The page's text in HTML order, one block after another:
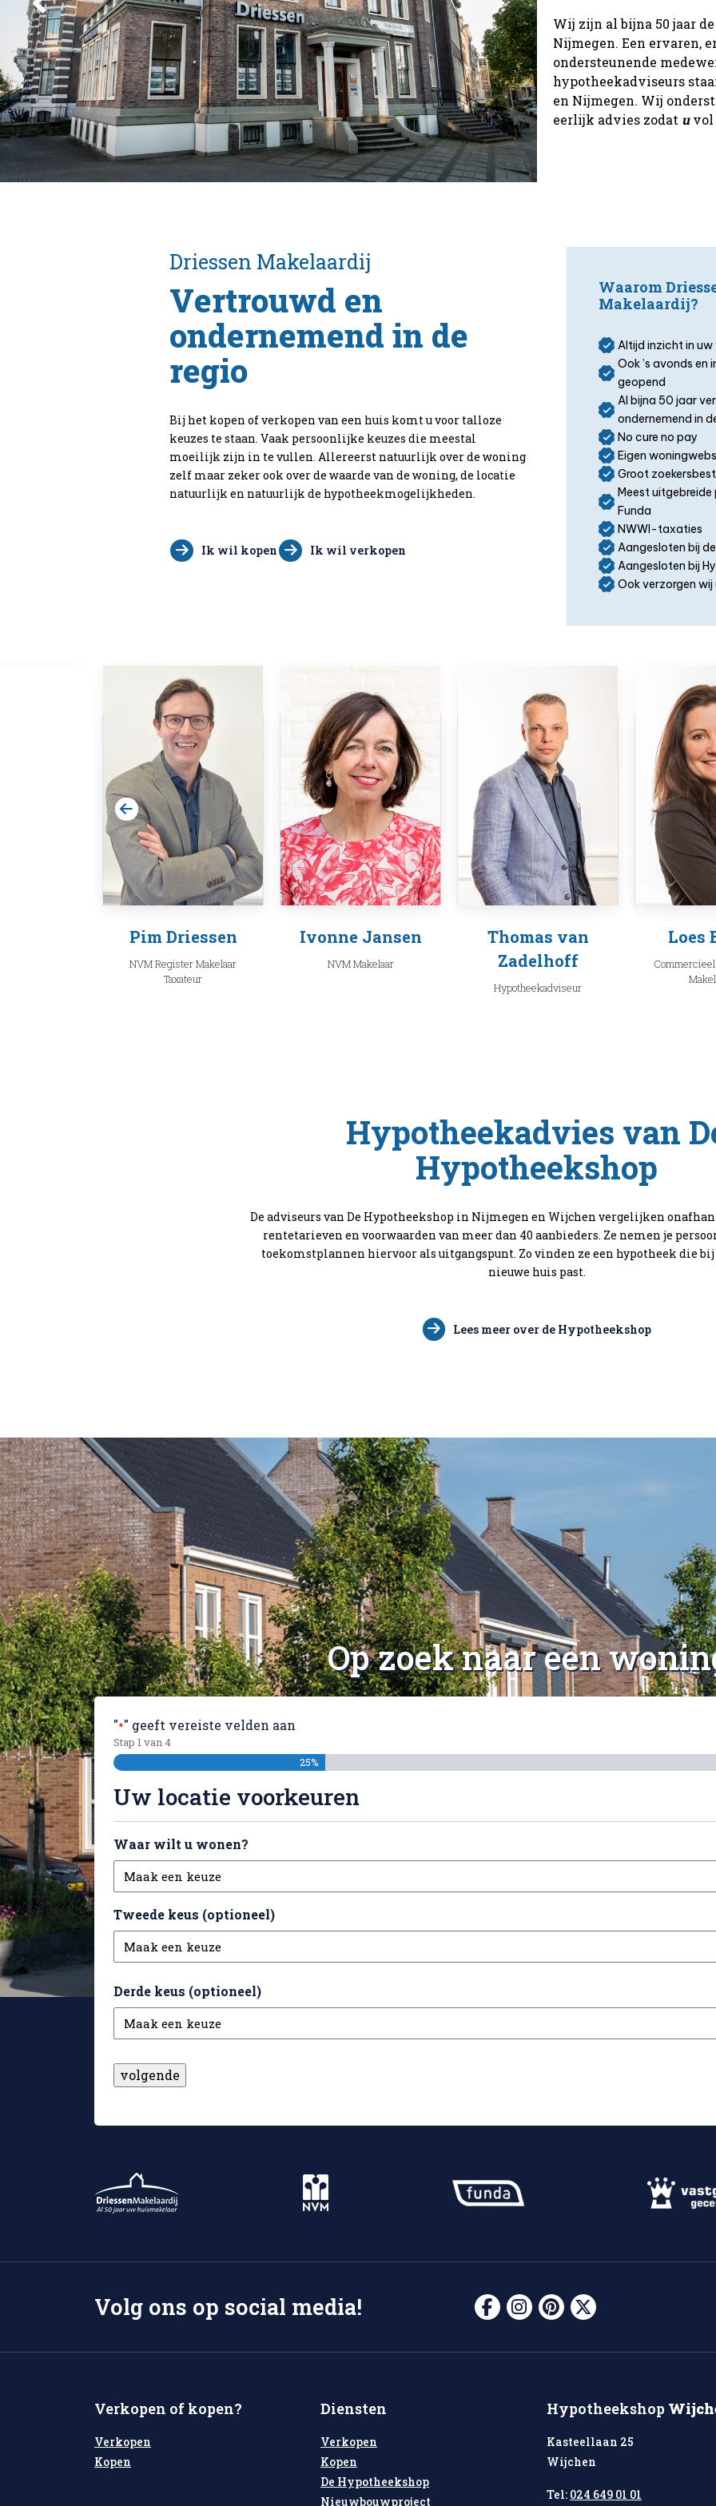
Wij zijn al bijna 50 jaar
Nijmegen. Een ervaren,
ondersteunende
hypotheekadviseurs
en Nijmegen. Wij
eerlijk advies zodat uvol
Vertrouwd en
ondernemend in de
regio
Driessen Makelaardij
Bij het kopen of verkopen van een huis komt u voor talloze
keuzes te staan. Vaak persoonlijke keuzes die meestal
moeilijk zijn in te vullen. Allereerst natuurlijk over de woning
zelf maar zeker ook over de waarde van de woning, de locatie
natuurlijk en natuurlijk de hypotheekmogelijkheden.
Ik wil kopen Ik wil verkopen
Waarom
Makelaardij?
Altijd inzicht in
Ook ’s avonds en
geopend
Al bijna 50 jaar
ondernemend in
No cure no pay
Eigen
Groot
Meest
Funda
NWWI-taxaties
Aangesloten bij
Aangesloten bij
Ook verzorgen
Pim Driessen
NVM Register Makelaar
Taxateur
Ivonne Jansen
NVM Makelaar
Thomas van
Zadelhoff
Hypotheekadviseur
Loes
Hypotheekadvies van
Hypotheekshop
De adviseurs van De Hypotheekshop in Nijmegen en Wijchen vergelijken
rentetarieven en voorwaarden van meer dan 40 aanbieders. Ze nemen je
toekomstplannen hiervoor als uitgangspunt. Zo vinden ze een hypotheek die
nieuwe huis past.
Lees meer over de Hypotheekshop
Op zoek naar een
"*" geeft vereiste velden aan
Stap 1van4
25%
Uw locatie voorkeuren
Waar wilt u wonen?
Tweede keus (optioneel)
Derde keus (optioneel)
Volg ons op social media!
Verkopen of kopen?
Verkopen
Kopen
Diensten
Verkopen
Kopen
De Hypotheekshop
Nieuwbouwproject
Hypotheekshop
Kasteellaan 25
Wijchen
Tel: 024 649 01 01